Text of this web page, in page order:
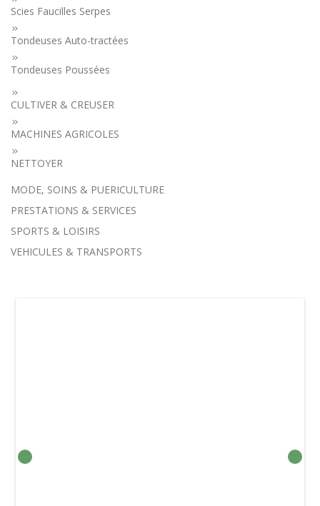
Scies Faucilles Serpes
Tondeuses Auto-tractées
Tondeuses Poussées
CULTIVER & CREUSER
MACHINES AGRICOLES
NETTOYER
MODE, SOINS & PUERICULTURE
PRESTATIONS & SERVICES
SPORTS & LOISIRS
VEHICULES & TRANSPORTS